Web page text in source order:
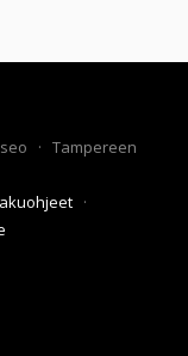
· Tampereen
·